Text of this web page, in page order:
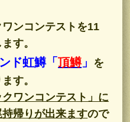
ンコンテストを11
す。
ド虹鱒「頂鱒」 を
す。
ワンコンテスト」に
帰りが出来ますので